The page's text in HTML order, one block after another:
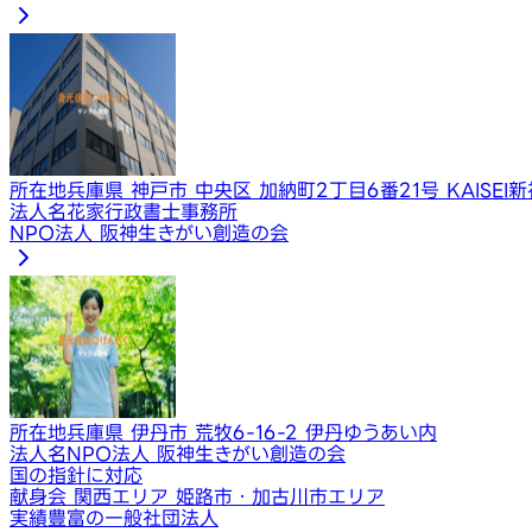
所在地兵庫県 神戸市 中央区 加納町2丁目6番21号 KAISEI
法人名花家行政書士事務所
​NPO法人 阪神生きがい創造の会
所在地兵庫県 伊丹市 荒牧6-16-2 ​伊丹ゆうあい内
法人名​NPO法人 阪神生きがい創造の会
国の指針に対応
献身会 関西エリア 姫路市・加古川市エリア
実績豊富の一般社団法人